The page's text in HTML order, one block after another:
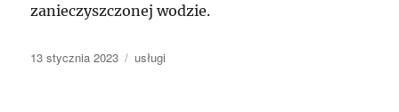
zanieczyszczonej wodzie.
Data
13 stycznia 2023 Kategorie
usługi